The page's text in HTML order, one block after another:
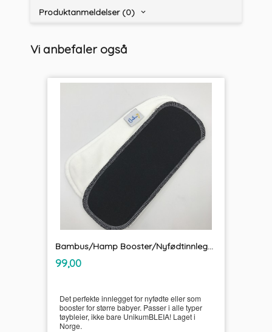
Produktanmeldelser (0)
Vi anbefaler også
Bambus/Hamp Booster/Nyfødtinnlegg UnikumBLEIA
Pris
99,00mva.
Det perfekte innlegget for nyfødte eller som
booster for større babyer. Passer i alle typer
tøybleier, ikke bare UnikumBLEIA! Laget i
Norge.